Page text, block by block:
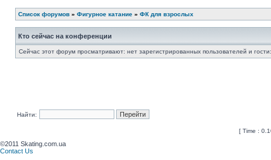
Список форумов » Фигурное катание » ФК для взрослых
Кто сейчас на конференции
Сейчас этот форум просматривают: нет зарегистрированных пользователей и
Найти:
[ Time :
©2011 Skating.com.ua
Contact Us